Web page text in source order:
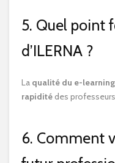
5. Quel point
d’ILERNA ?
La qualité du e-learning
rapiditédes
6. Comment